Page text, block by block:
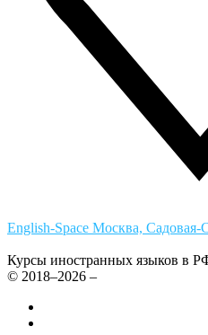
English-Space Москва, Садовая-
Курсы иностранных языков в
© 2018–2026 –